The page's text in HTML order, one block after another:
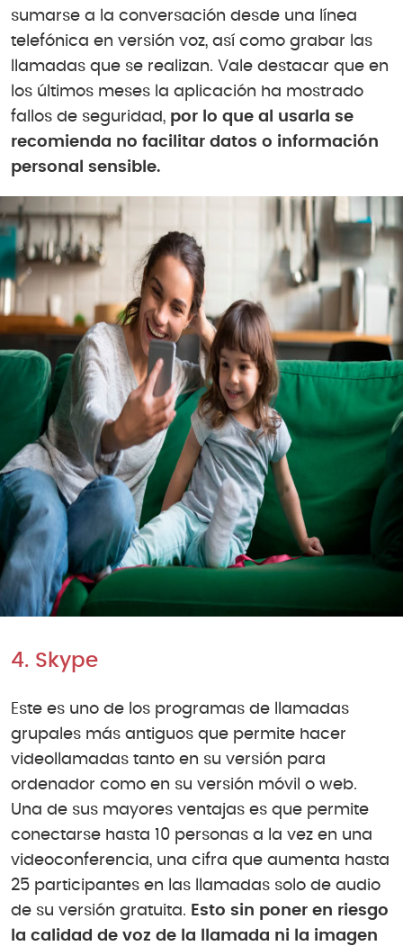
sumarse a la conversación desde una línea
telefónica en versión voz, así como grabar las
llamadas que se realizan. Vale destacar que en
los últimos meses la aplicación ha mostrado
fallos de seguridad, por lo que al usarla se
recomienda no facilitar datos o información
personal sensible.
4. Skype
Este es uno de los programas de llamadas
grupales más antiguos que permite hacer
videollamadas tanto en su versión para
ordenador como en su versión móvil o web.
Una de sus mayores ventajas es que permite
conectarse hasta 10 personas a la vez en una
videoconferencia, una cifra que aumenta hasta
25 participantes en las llamadas solo de audio
de su versión gratuita. Esto sin poner en riesgo
la calidad de voz de la llamada ni la imagen